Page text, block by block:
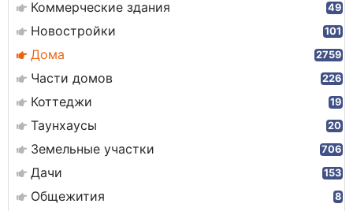
Коммерческие здания 49
Новостройки 101
Дома 2759
Части домов 226
Коттеджи 19
Таунхаусы 20
Земельные участки 706
Дачи 153
Общежития 8